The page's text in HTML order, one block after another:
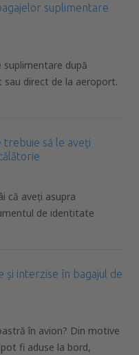
suplimentare
suplimentare după
direct de la aeroport.
trebuie să le aveți
că aveți asupra
de identitate
și interzise în bagajul de
în avion? Din motive
fi aduse la bord,